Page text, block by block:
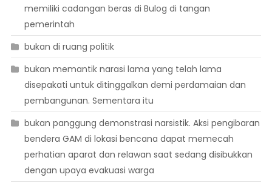
memiliki cadangan beras di Bulog di tangan
pemerintah
bukan di ruang politik
bukan memantik narasi lama yang telah lama
disepakati untuk ditinggalkan demi perdamaian dan
pembangunan. Sementara itu
bukan panggung demonstrasi narsistik. Aksi pengibaran
bendera GAM di lokasi bencana dapat memecah
perhatian aparat dan relawan saat sedang disibukkan
dengan upaya evakuasi warga